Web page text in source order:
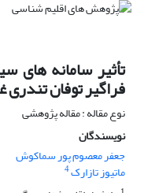
تأثیر سامانه های
فراگیر توفان
نوع مقاله : مقاله پژوهشی
نویسندگان
جعفر معصوم پور سماکوش
ماتیوز تازارک4